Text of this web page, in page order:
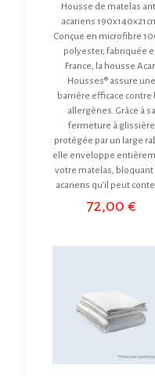
Housse de matelas
acariens
Conçue en microfibre
polyester, fabriquée
France, la housse
Housses® assure une
barrière efficace contre
allergènes. Grâce à sa
fermeture à glissière
protégée par un large
elle enveloppe
votre matelas, bloquant
acariens qu’il peut
72,00€